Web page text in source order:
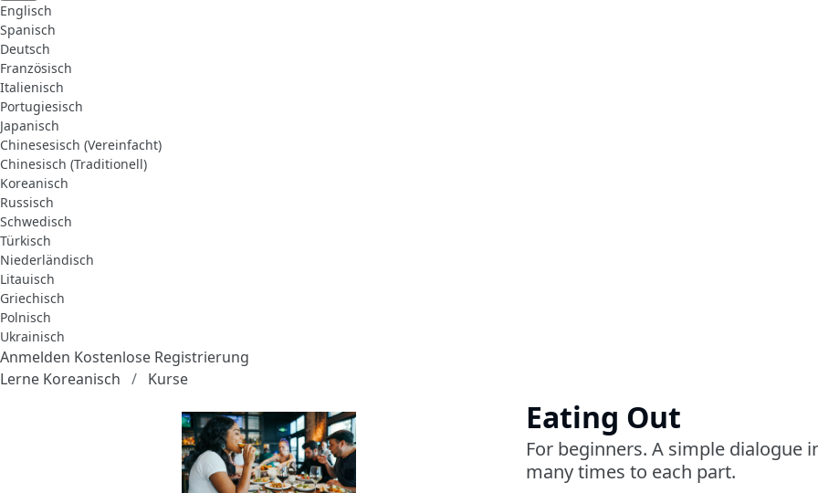
Englisch
Spanisch
Deutsch
Französisch
Italienisch
Portugiesisch
Japanisch
Chinesesisch (Vereinfacht)
Chinesisch (Traditionell)
Koreanisch
Russisch
Schwedisch
Türkisch
Niederländisch
Litauisch
Griechisch
Polnisch
Ukrainisch
Anmelden Kostenlose Registrierung
Lerne Koreanisch
Kurse
Eating Out
For beginners. A simple dialogue
many times to each part.